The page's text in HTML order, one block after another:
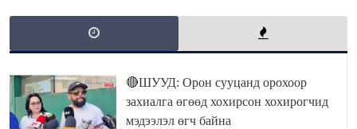
🔴ШУУД: Орон сууцанд орохоор
захиалга өгөөд хохирсон хохирогчид
мэдээлэл өгч байна